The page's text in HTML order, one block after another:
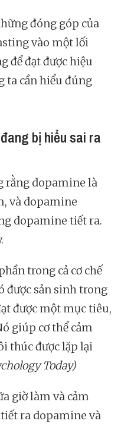
đóng góp của
vào một lối
để đạt được hiệu
ta cần hiểu đúng
bị hiểu sai ra
rằng dopamine là
và dopamine
dopamine tiết ra.
trong cả cơ chế
được sản sinh trong
được một mục tiêu,
giúp cơ thể cảm
thúc được lặp lại
Today)
giờ làm và cảm
ra dopamine và